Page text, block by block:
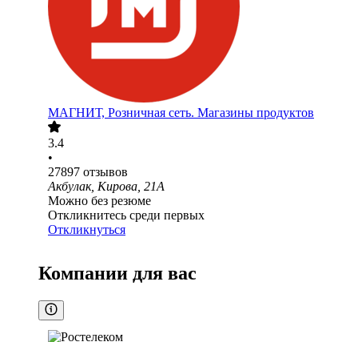
МАГНИТ, Розничная сеть. Магазины продуктов
3.4
•
27897 отзывов
Акбулак, Кирова, 21А
Можно без резюме
Откликнитесь среди первых
Откликнуться
Компании для вас